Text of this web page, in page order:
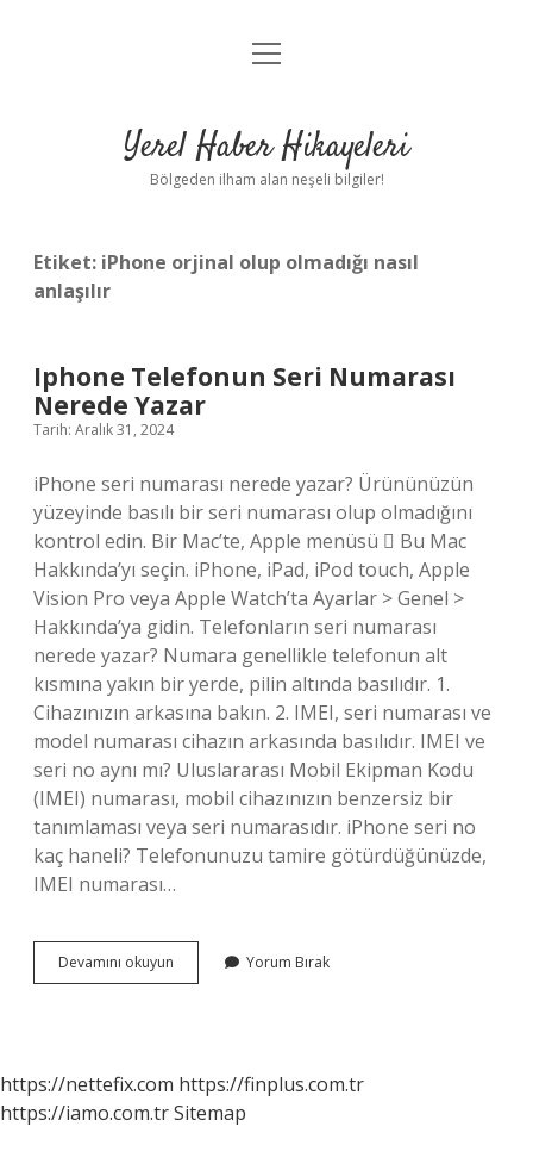
Anasayfa
Yasal Uyarı
menüyü
Yerel Haber Hikayeleri
Bölgeden ilham alan neşeli bilgiler!
Etiket: iPhone orjinal olup olmadığı nasıl
anlaşılır
Iphone Telefonun Seri Numarası
Nerede Yazar
Tarih: Aralık 31, 2024
iPhone seri numarası nerede yazar? Ürününüzün
yüzeyinde basılı bir seri numarası olup olmadığını
kontrol edin. Bir Mac’te, Apple menüsü  Bu Mac
Hakkında’yı seçin. iPhone, iPad, iPod touch, Apple
Vision Pro veya Apple Watch’ta Ayarlar > Genel >
Hakkında’ya gidin. Telefonların seri numarası
nerede yazar? Numara genellikle telefonun alt
kısmına yakın bir yerde, pilin altında basılıdır. 1.
Cihazınızın arkasına bakın. 2. IMEI, seri numarası ve
model numarası cihazın arkasında basılıdır. IMEI ve
seri no aynı mı? Uluslararası Mobil Ekipman Kodu
(IMEI) numarası, mobil cihazınızın benzersiz bir
tanımlaması veya seri numarasıdır. iPhone seri no
kaç haneli? Telefonunuzu tamire götürdüğünüzde,
IMEI numarası…
Devamını okuyun
Telefonun
Yorum Bırak
https://nettefix.com https://finplus.com.tr
https://iamo.com.trSitemap